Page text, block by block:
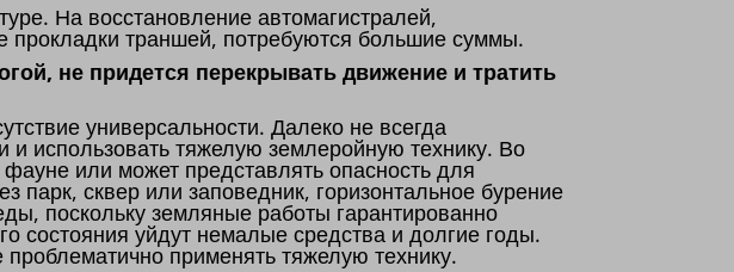
На восстановление автомагистралей,
прокладки траншей, потребуются большие суммы.
не придется перекрывать движение и тратить
универсальности. Далеко не всегда
и использовать тяжелую землеройную технику. Во
или может представлять опасность для
сквер или заповедник, горизонтальное бурение
поскольку земляные работы гарантированно
состояния уйдут немалые средства и долгие годы.
применять тяжелую технику.